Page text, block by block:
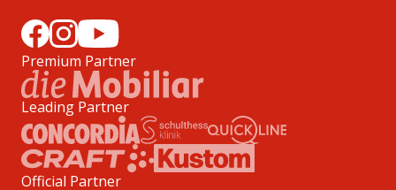
Premium Partner
Leading Partner
Official Partner